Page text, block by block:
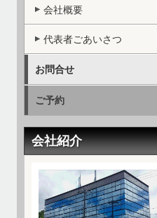
会社概要
代表者ごあいさつ
お問合せ
ご予約
会社紹介